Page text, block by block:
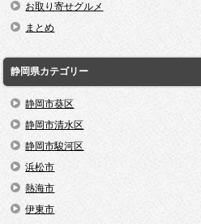
お取り寄せグルメ
まとめ
静岡県カテゴリー
静岡市葵区
静岡市清水区
静岡市駿河区
浜松市
熱海市
伊東市